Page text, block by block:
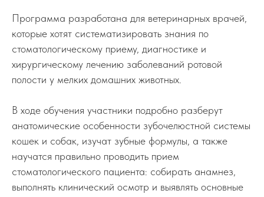
Программа разработана для ветеринарных врачей,
которые хотят систематизировать знания по
стоматологическому приему, диагностике и
хирургическому лечению заболеваний ротовой
полости у мелких домашних животных.
В ходе обучения участники подробно разберут
анатомические особенности зубочелюстной системы
кошек и собак, изучат зубные формулы, а также
научатся правильно проводить прием
стоматологического пациента: собирать анамнез,
выполнять клинический осмотр и выявлять основные